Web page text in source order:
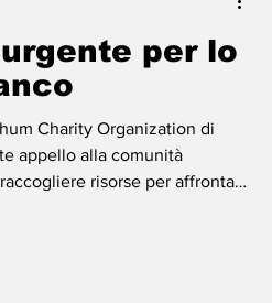
per lo
Charity Organization di
appello alla comunità
risorse per affrontare